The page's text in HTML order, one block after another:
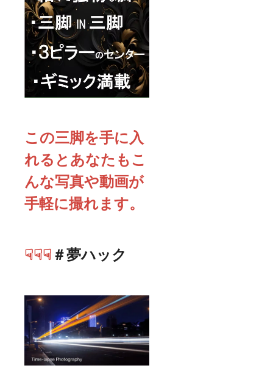
この三脚を手に入
れるとあなたもこ
んな写真や動画が
手軽に撮れます。
☟☟☟ ＃夢ハック